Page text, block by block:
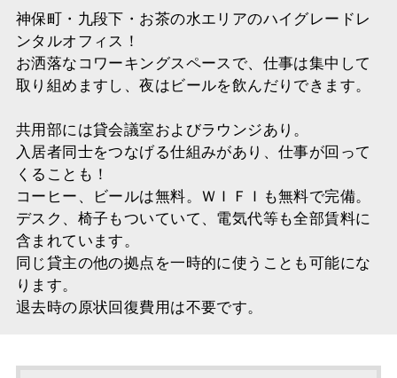
神保町・九段下・お茶の水エリアのハイグレードレ
ンタルオフィス！
お洒落なコワーキングスペースで、仕事は集中して
取り組めますし、夜はビールを飲んだりできます。
共用部には貸会議室およびラウンジあり。
入居者同士をつなげる仕組みがあり、仕事が回って
くることも！
コーヒー、ビールは無料。ＷＩＦＩも無料で完備。
デスク、椅子もついていて、電気代等も全部賃料に
含まれています。
同じ貸主の他の拠点を一時的に使うことも可能にな
ります。
退去時の原状回復費用は不要です。